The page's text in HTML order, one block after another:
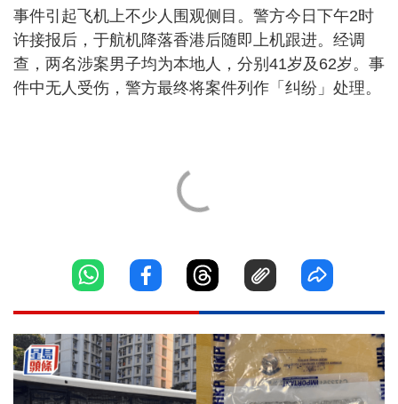
事件引起飞机上不少人围观侧目。警方今日下午2时
许接报后，于航机降落香港后随即上机跟进。经调
查，两名涉案男子均为本地人，分别41岁及62岁。事
件中无人受伤，警方最终将案件列作「纠纷」处理。